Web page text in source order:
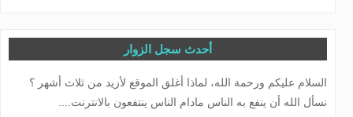
أحدث سجل الزوار
السلام عليكم ورحمة الله، لماذا أغلق الموقع لأزيد من ثلاث أشهر ؟
نسأل الله أن ينفع به الناس مادام الناس ينتفعون بالانترنت....